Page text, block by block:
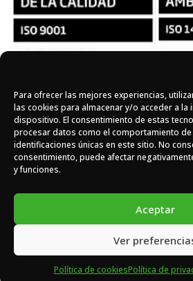
Para ofrecer las mejores experiencias,
las cookies para almacenar y/o acceder a la
dispositivo. El consentimiento de estas
procesar datos como el comportamiento de
identificaciones únicas en este sitio. No
consentimiento, puede afectar
y funciones.
Aceptar
Ver
Política de cookiesPolítica de
Síguenos en redes
Instagram
Facebook
X
DOMASA © 2026 - Todos los
web de Eiduo.